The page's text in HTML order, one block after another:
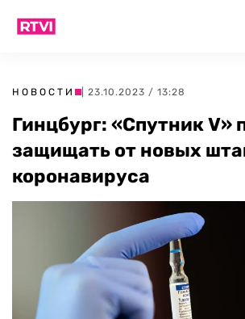
НОВОСТИ | 23.10.2023 / 13:28
Гинцбург: «Спутник V»
защищать от новых
коронавируса